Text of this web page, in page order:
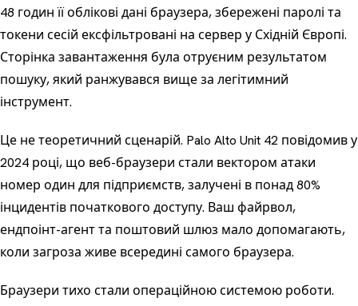
48 годин її облікові дані браузера, збережені паролі та
токени сесій ексфільтровані на сервер у Східній Європі.
Сторінка завантаження була отруєним результатом
пошуку, який ранжувався вище за легітимний
інструмент.
Це не теоретичний сценарій. Palo Alto Unit 42 повідомив у
2024 році, що веб-браузери стали вектором атаки
номер один для підприємств, залучені в понад 80%
інцидентів початкового доступу. Ваш файрвол,
ендпоінт-агент та поштовий шлюз мало допомагають,
коли загроза живе всередині самого браузера.
Браузери тихо стали операційною системою роботи.